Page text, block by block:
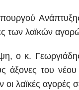
των λαϊκών
ο κ.
άξονες του
λαϊκές αγορές